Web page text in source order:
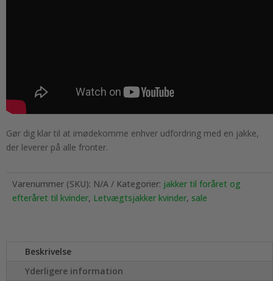
Gør dig klar til at imødekomme enhver udfordring med en jakke,
der leverer på alle fronter.
Varenummer (SKU): N/A Kategorier: jakker til foråret og
efteråret til kvinder, Letvægtsjakker kvinder, sale
Beskrivelse
Yderligere information